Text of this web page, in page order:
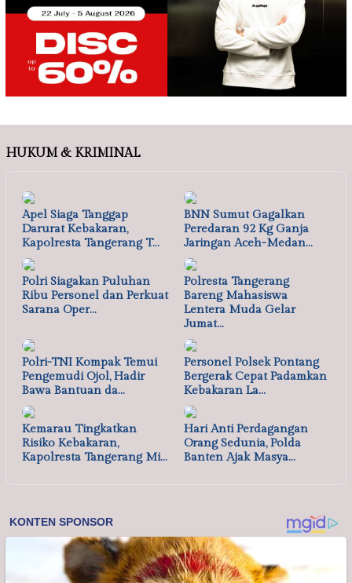
HUKUM & KRIMINAL
Apel Siaga Tanggap
Darurat Kebakaran,
Kapolresta Tangerang T…
BNN Sumut Gagalkan
Peredaran 92 Kg Ganja
Jaringan Aceh-Medan…
Polri Siagakan Puluhan
Ribu Personel dan Perkuat
Sarana Oper…
Polresta Tangerang
Bareng Mahasiswa
Lentera Muda Gelar
Jumat…
Polri-TNI Kompak Temui
Pengemudi Ojol, Hadir
Bawa Bantuan da…
Personel Polsek Pontang
Bergerak Cepat Padamkan
Kebakaran La…
Kemarau Tingkatkan
Risiko Kebakaran,
Kapolresta Tangerang Mi…
Hari Anti Perdagangan
Orang Sedunia, Polda
Banten Ajak Masya…